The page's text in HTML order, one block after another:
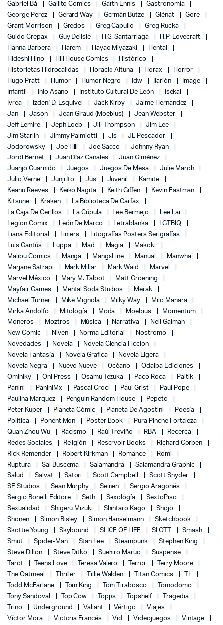
Gabriel Bá
Gallito Comics Garth Ennis
Gastronomía
George Perez
Gerard Way Germán Butze Glénat
Gore
Grant Morrison
Gredos Greg Capullo
Greg Rucka
Guido Crepax
Guy Delisle H.G. Santarriaga
H.P. Lovecraft
Hanna Barbera
Harem Hayao Miyazaki
Hentai
Hideshi Hino
Hill House Comics
Histórico
Historietas Hidrocalidas
Horacio Altuna Horax
Horror
Hugo Pratt
Humor Humor Negro Idw Ilarión
Image
Infantil
Inio Asano Instituto Cultural De León
Isekai
Ivrea
Izdení D. Esquivel Jack Kirby
Jaime Hernandez
Jan
Jason Jean Giraud (Moebius)
Jean Webster
Jeff Lemire
Jeph Loeb Jill Thompson
Jim Lee
Jim Starlin
Jimmy Palmiotti Jis
JL Pescador
Jodorowsky
Joe Hill Joe Sacco
Johnny Ryan
Jordi Bernet
Juan Díaz Canales
Juan Giménez
Juanjo Guarnido
Juegos Juegos De Mesa
Julie Maroh
Julio Verne
Junji Ito Jus Juvenil
Kamite
Keanu Reeves
Keiko Nagita Keith Giffen
Kevin Eastman
Kitsune
Kraken
La Biblioteca De Carfax
La Caja De Cerillos
La Cúpula Lee Bermejo
Lee Lai
Legion Comix
León De Marco Letrablanka
LGTBIQ
Liana Editorial
Liniers
Litografías Posters Serigrafías
Luis Gantús
Luppa Mad Magia
Makoki
Malibu Comics
Manga MangaLine Manual
Manwha
Marjane Satrapi
Mark Millar Mark Waid
Marvel
Marvel México
Mary M. Talbot
Matt Groening
Mayfair Games
Mental Soda Studios
Merak
Michael Turner
Mike Mignola Milky Way
Milo Manara
Mirka Andolfo
Mitología Moda Moebius
Momentum
Moneros
Moztros Música Narrativa
Neil Gaiman
New Comic
Niven Norma Editorial
Nostromo
Novedades
Novela
Novela Ciencia Ficcion
Novela Fantasía
Novela Grafica
Novela Ligera
Novela Negra
Nuevo Nueve Océano
Odaiba Ediciones
Ominiky
Oni Press Osamu Tezuka Paco Roca
Paltik
Panini
PaniniMx Pascal Croci Paul Grist
Paul Pope
Paulina Marquez
Penguin Random House
Pepeto
Peter Kuper
Planeta Cómic Planeta De Agostini
Poesía
Política
Ponent Mon Poster Book
Pura Pinche Fortaleza
Quan Zhou Wu
Racismo Raúl Treviño RBA
Recerca
Redes Sociales
Religión Reservoir Books
Richard Corben
Rick Remender
Robert Kirkman Romance
Romi
Ruptura
Sal Buscema Salamandra
Salamandra Graphic
Salud
Salvat Satori Scott Campbell
Scott Snyder
SE Studios
Sean Murphy Seinen
Sergio Aragonés
Sergio Bonelli Editore
Seth Sexología
SextoPiso
Sexualidad
Shigeru Mizuki Shintaro Kago
Shojo
Shonen
Simon Bisley Simon Hanselmann
Sketchbook
Skottie Young
Skybound SLICE OF LIFE SLOTT
Smash
Smut
Spider-Man Stan Lee Steampunk
Stephen King
Steve Dillon
Steve Ditko Suehiro Maruo
Suspense
Tarot
Teens Love Teresa Valero Terror
Terry Moore
The Oatmeal
Thriller Tillie Walden Titan Comics
TL
Todd McFarlane
Tom King Tom Tirabosco
Tomodomo
Tony Sandoval
Top Cow Topps Topshelf
Tragedia
Trino
Underground Valiant Vértigo
Viajes
Víctor Mora
Victoria Francés Vid Videojuegos Vintage